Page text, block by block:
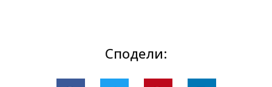
Сподели: